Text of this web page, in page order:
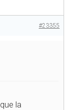
#23355
la